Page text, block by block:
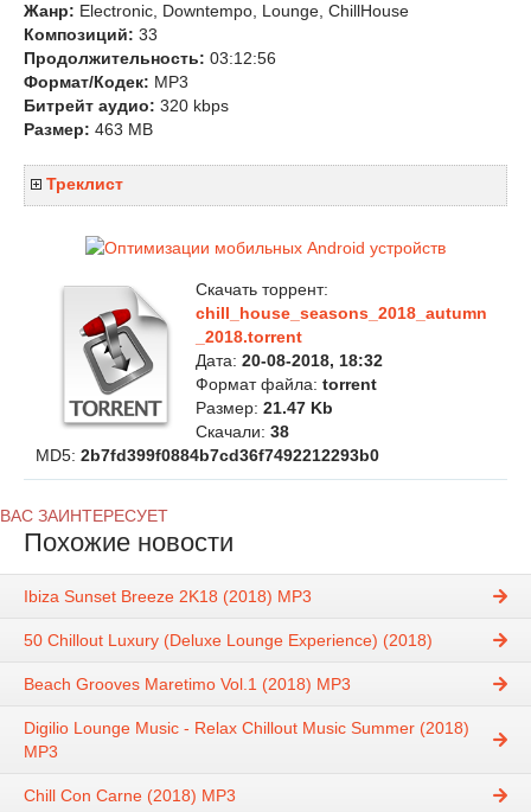
Жанр: Electronic, Downtempo, Lounge, ChillHouse
Композиций: 33
Продолжительность: 03:12:56
Формат/Кодек: MP3
Битрейт аудио: 320 kbps
Размер: 463 MB
Треклист
Скачать торрент:
chill_house_seasons_2018_autumn
_2018.torrent
Дата: 20-08-2018, 18:32
Формат файла: torrent
Размер: 21.47 Kb
Скачали: 38
MD5: 2b7fd399f0884b7cd36f7492212293b0
ВАС ЗАИНТЕРЕСУЕТ
Похожие новости
Ibiza Sunset Breeze 2K18 (2018) MP3
50 Chillout Luxury (Deluxe Lounge Experience) (2018)
Beach Grooves Maretimo Vol.1 (2018) MP3
Digilio Lounge Music - Relax Chillout Music Summer (2018)
MP3
Chill Con Carne (2018) MP3